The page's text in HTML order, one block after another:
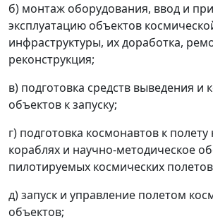
б) монтаж оборудования, ввод и
эксплуатацию объектов
инфраструктуры, их доработка,
реконструкция;
в) подготовка средств выведения и
объектов к запуску;
г) подготовка космонавтов к
кораблях и научно-методическое
пилотируемых космических
д) запуск и управление полетом
объектов;